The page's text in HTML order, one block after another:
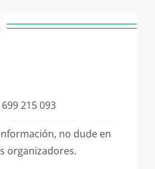
215 093
no dude en
organizadores.